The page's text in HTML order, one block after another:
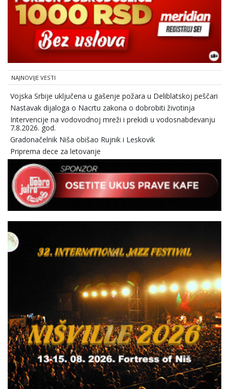
NAJNOVIJE VESTI
Vojska Srbije uključena u gašenje požara u Deliblatskoj peščari
Nastavak dijaloga o Nacrtu zakona o dobrobiti životinja
Intervencije na vodovodnoj mreži i prekidi u vodosnabdevanju
7.8.2026. god.
Gradonačelnik Niša obišao Rujnik i Leskovik
Priprema dece za letovanje